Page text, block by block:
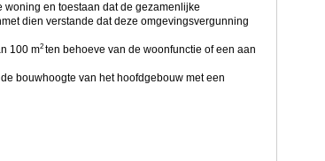
en toestaan dat de gezamenlijke
met dien verstande dat deze omgevingsvergunning
100 m2 ten behoeve van de woonfunctie of een aan
bouwhoogte van het hoofdgebouw met een